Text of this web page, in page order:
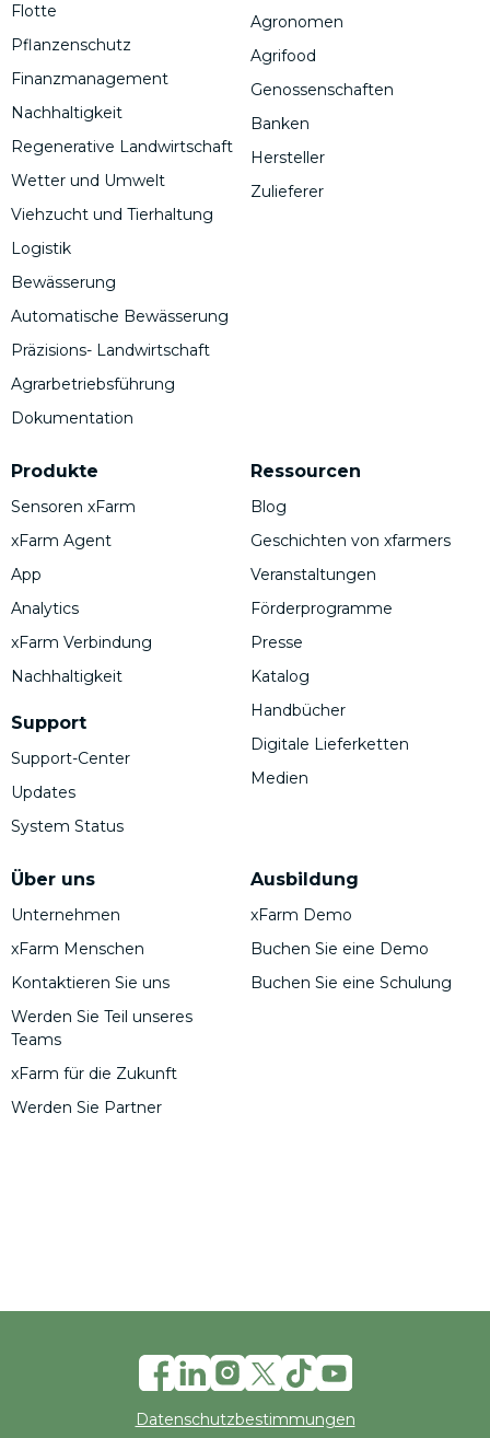
Flotte
Pflanzenschutz
Finanzmanagement
Nachhaltigkeit
Regenerative Landwirtschaft
Wetter und Umwelt
Viehzucht und Tierhaltung
Logistik
Bewässerung
Automatische Bewässerung
Präzisions- Landwirtschaft
Agrarbetriebsführung
Dokumentation
Produkte
Sensoren xFarm
xFarm Agent
App
Analytics
xFarm Verbindung
Nachhaltigkeit
Support
Support-Center
Updates
System Status
Agronomen
Agrifood
Genossenschaften
Banken
Hersteller
Zulieferer
Über uns
Unternehmen
xFarm Menschen
Kontaktieren Sie uns
Werden Sie Teil unseres
Teams
xFarm für die Zukunft
Werden Sie Partner
Ressourcen
Blog
Geschichten von xfarmers
Veranstaltungen
Förderprogramme
Presse
Katalog
Handbücher
Digitale Lieferketten
Medien
Ausbildung
xFarm Demo
Buchen Sie eine Demo
Buchen Sie eine Schulung
Datenschutzbestimmungen